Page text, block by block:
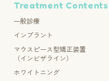
Treatment Contents
一般診療
インプラント
マウスピース型矯正装置
（インビザライン）
ホワイトニング